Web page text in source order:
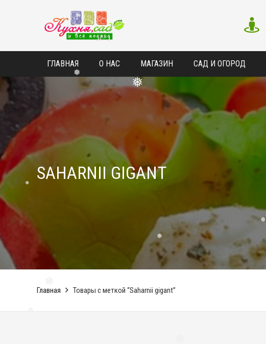
❅
❅
ГЛАВНАЯ О НАС МАГАЗИН САД И ОГОРОД
SAHARNII GIGANT
Главная Товары с меткой “Saharnii gigant”